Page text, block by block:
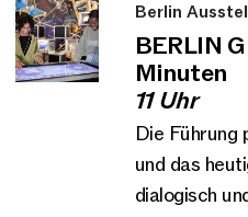
Berlin
BERLIN
Minuten
11 Uhr
Die Führung
und das
dialogisch